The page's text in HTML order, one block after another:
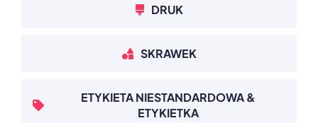
DRUK
SKRAWEK
ETYKIETA NIESTANDARDOWA &
ETYKIETKA